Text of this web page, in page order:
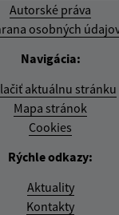
Autorské práva
osobných
Navigácia:
aktuálnu stránku
Mapa stránok
Cookies
Rýchle odkazy:
Aktuality
Kontakty